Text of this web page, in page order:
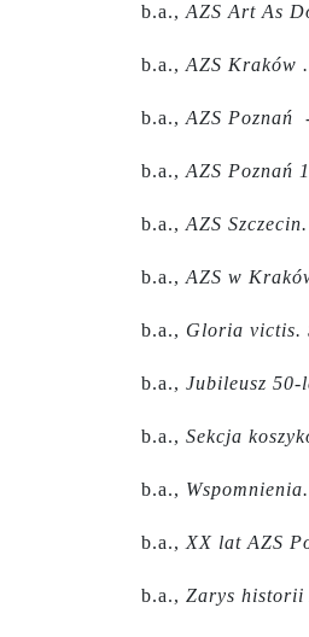
b.a., AZS Art As
b.a., AZS Kraków
b.a., AZS Poznań
b.a., AZS Poznań
b.a., AZS
b.a., AZS w
b.a., Gloria victis.
b.a., Jubileusz 50-
b.a., Sekcja
b.a.,
b.a., XX lat AZS
b.a., Zarys historii